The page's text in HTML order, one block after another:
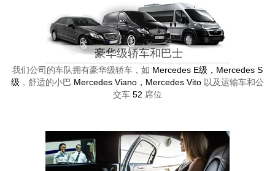
豪华级轿车和巴士
我们公司的车队拥有豪华级轿车，如 Mercedes E级，Mercedes S
级 ，舒适的小巴 Mercedes Viano，Mercedes Vito 以及运输车和公
交车 52 席位